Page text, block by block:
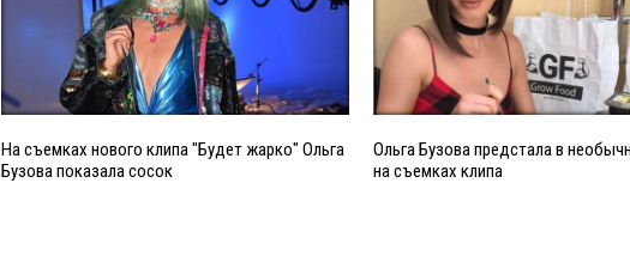
На съемках нового клипа "Будет жарко" Ольга
Бузова показала сосок
Ольга Бузова предстала в
на съемках клипа